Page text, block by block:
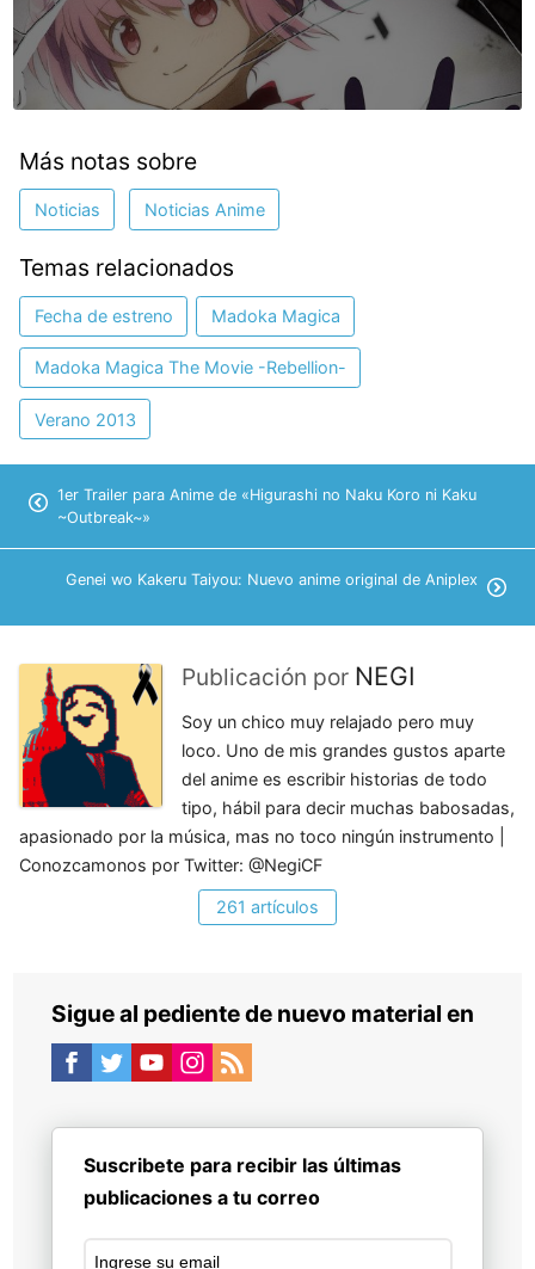
Más notas sobre
Noticias Noticias Anime
Temas relacionados
Fecha de estreno Madoka Magica
Madoka Magica The Movie -Rebellion-
Verano 2013
1er Trailer para Anime de «Higurashi no Naku Koro ni Kaku
~Outbreak~»
Genei wo Kakeru Taiyou: Nuevo anime original de Aniplex
Publicación por NEGI
Soy un chico muy relajado pero muy
loco. Uno de mis grandes gustos aparte
del anime es escribir historias de todo
tipo, hábil para decir muchas babosadas,
apasionado por la música, mas no toco ningún instrumento |
Conozcamonos por Twitter: @NegiCF
261 artículos
Sigue al pediente de nuevo material en
Suscribete para recibir las últimas
publicaciones a tu correo